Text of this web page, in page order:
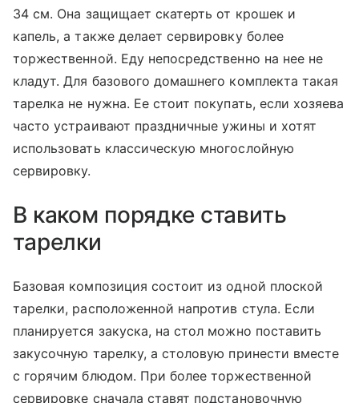
34 см. Она защищает скатерть от крошек и
капель, а также делает сервировку более
торжественной. Еду непосредственно на нее не
кладут. Для базового домашнего комплекта такая
тарелка не нужна. Ее стоит покупать, если хозяева
часто устраивают праздничные ужины и хотят
использовать классическую многослойную
сервировку.
В каком порядке ставить
тарелки
Базовая композиция состоит из одной плоской
тарелки, расположенной напротив стула. Если
планируется закуска, на стол можно поставить
закусочную тарелку, а столовую принести вместе
с горячим блюдом. При более торжественной
сервировке сначала ставят подстановочную